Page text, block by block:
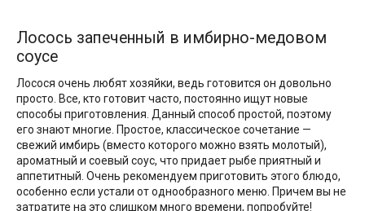
Лосось запеченный в имбирно-медовом
соусе
Лосося очень любят хозяйки, ведь готовится он довольно
просто. Все, кто готовит часто, постоянно ищут новые
способы приготовления. Данный способ простой, поэтому
его знают многие. Простое, классическое сочетание —
свежий имбирь (вместо которого можно взять молотый),
ароматный и соевый соус, что придает рыбе приятный и
аппетитный. Очень рекомендуем приготовить этого блюдо,
особенно если устали от однообразного меню. Причем вы не
затратите на это слишком много времени, попробуйте!